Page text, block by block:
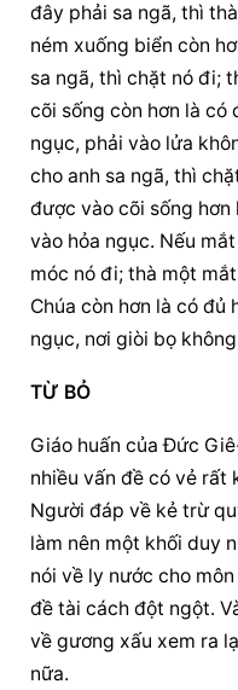
đây phải sa ngã, thì
ném xuống biển còn
sa ngã, thì chặt nó đi;
cõi sống còn hơn là có
ngục, phải vào lửa
cho anh sa ngã, thì
được vào cõi sống hơn
vào hỏa ngục. Nếu
móc nó đi; thà một
Chúa còn hơn là có đủ
ngục, nơi giòi bọ
TỪ BỎ
Giáo huấn của Đức
nhiều vấn đề có vẻ rất
Người đáp về kẻ trừ
làm nên một khối duy
nói về ly nước cho
đề tài cách đột ngột.
về gương xấu xem ra
nữa.